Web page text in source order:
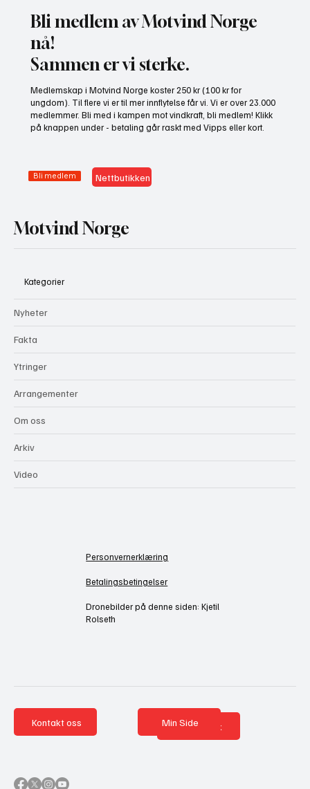
presse fram mer vindkraft
Bli medlem av Motvind Norge
nå!
Sammen er vi sterke.
Medlemskap i Motvind Norge koster 250 kr (100 kr for
ungdom). Til flere vi er til mer innflytelse får vi. Vi er over 23.000
medlemmer. Bli med i kampen mot vindkraft, bli medlem! Klikk
på knappen under - betaling går raskt med Vipps eller kort.
Bli medlem Nettbutikken
Motvind Norge
Kategorier
Nyheter
Fakta
Ytringer
Arrangementer
Om oss
Arkiv
Video
Personvernerklæring
Betalingsbetingelser
Dronebilder på denne siden: Kjetil
Rolseth
Kontakt oss Nettbutikk
Min Side